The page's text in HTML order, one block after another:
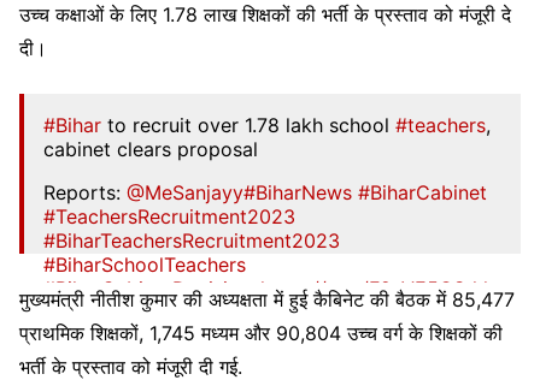
उच्च कक्षाओं के लिए 1.78 लाख शिक्षकों की भर्ती के प्रस्ताव को मंजूरी दे
दी।
#Bihar to recruit over 1.78 lakh school #teachers,
cabinet clears proposal
Reports: @MeSanjayy#BiharNews #BiharCabinet
#TeachersRecruitment2023
#BiharTeachersRecruitment2023
#BiharSchoolTeachers
#BiharCabinetDecisions https://t.co/F2aVE5OSrk ht
tps://t.co/F2aVE5OSrk
— Careers360 (@careers360)
मुख्यमंत्री नीतीश कुमार की अध्यक्षता में हुई कैबिनेट की बैठक में 85,477
प्राथमिक शिक्षकों, 1,745 मध्यम और 90,804 उच्च वर्ग के शिक्षकों की
भर्ती के प्रस्ताव को मंजूरी दी गई.